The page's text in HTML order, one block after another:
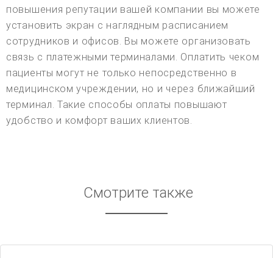
повышения репутации вашей компании вы можете
установить экран с наглядным расписанием
сотрудников и офисов. Вы можете организовать
связь с платежными терминалами. Оплатить чеком
пациенты могут не только непосредственно в
медицинском учреждении, но и через ближайший
терминал. Такие способы оплаты повышают
удобство и комфорт ваших клиентов.
Смотрите также